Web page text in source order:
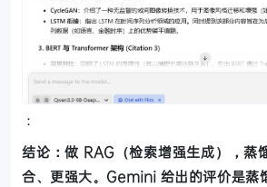
：
结论：做 RAG（检索增强生成），蒸
合、更强大。Gemini 给出的评价是蒸